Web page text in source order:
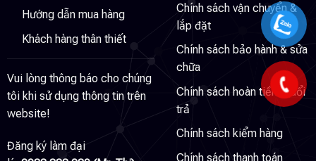
Hướng dẫn mua hàng
Khách hàng thân thiết
Vui lòng thông báo cho chúng
tôi khi sử dụng thông tin trên
website!
Đăng ký làm đại
Chính sách vận chuyển &
lắp đặt
Chính sách bảo hành & sửa
chữa
Chính sách hoàn tiền & đổi
trả
Chính sách kiểm hàng
Chính sách thanh toán